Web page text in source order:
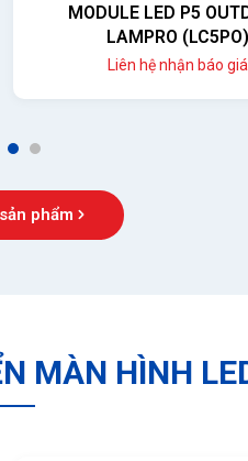
MODULE LED P5
LAMPRO (LC5PO)
Liên hệ nhận báo giá
3 4
phẩm
MÀN HÌNH